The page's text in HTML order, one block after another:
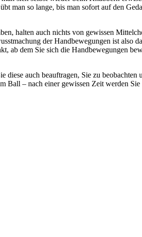
man so lange, bis man sofort auf den
halten auch nichts von gewissen
der Handbewegungen ist also
ab dem Sie sich die Handbewegungen
diese auch beauftragen, Sie zu
Ball – nach einer gewissen Zeit werden